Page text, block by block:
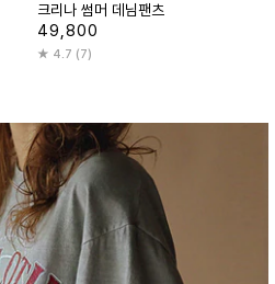
크리나 썸머 데님팬츠
49,800
4.7 (7)